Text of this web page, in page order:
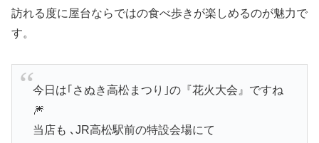
訪れる度に屋台ならではの食べ歩きが楽しめるのが魅力で
す。
今日は｢さぬき高松まつり｣の『花火大会』ですね
🎆
当店も ､JR高松駅前の特設会場にて